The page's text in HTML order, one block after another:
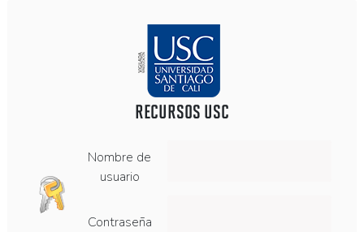
RECURSOS USC
Nombre de
usuario
Contraseña